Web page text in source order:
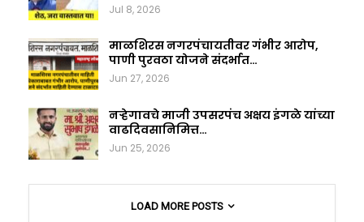
Jul 8, 2026
माळशिरस नगरपंचायतीवर गंभीर आरोप,
पाणी पुरवठा योजने संदर्भात…
Jun 27, 2026
नऱ्हेगावचे माजी उपसरपंच अक्षय इंगळे यांच्या
वाढदिवसानिमित्त…
Jun 25, 2026
LOAD MORE POSTS